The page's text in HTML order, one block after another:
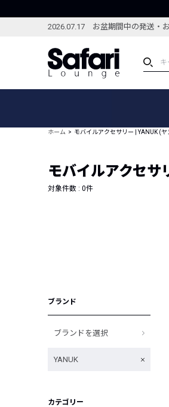
2026.07.17 お盆期間中の発送・
ブランドから探す
新着アイテム
編集部のおすすめアイテム
ホーム モバイルアクセサリー | YANUK (ヤ
モバイルアクセサ
対象件数 : 0件
ブランド
ブランドを選択
YANUK
カテゴリー